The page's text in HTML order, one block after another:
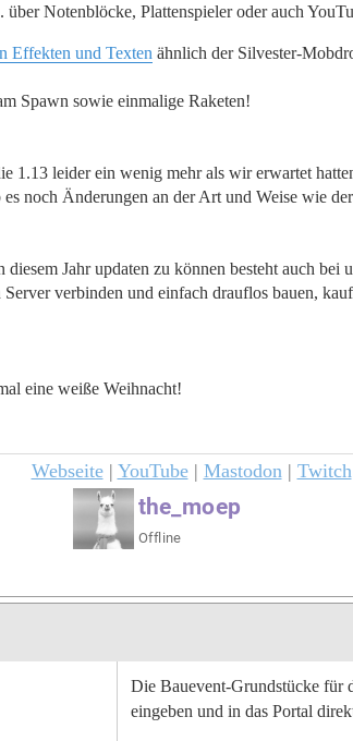
Notenblöcke, Plattenspieler oder auch
Effekten und Texten ähnlich der Silvester-
Spawn sowie einmalige Raketen!
1.13 leider ein wenig mehr als wir erwartet
noch Änderungen an der Art und Weise wie
Jahr updaten zu können besteht auch
verbinden und einfach drauflos bauen,
eine weiße Weihnacht!
Webseite| YouTube| Mastodon| Twitch
Die Bauevent-Grundstücke für
eingeben und in das Portal